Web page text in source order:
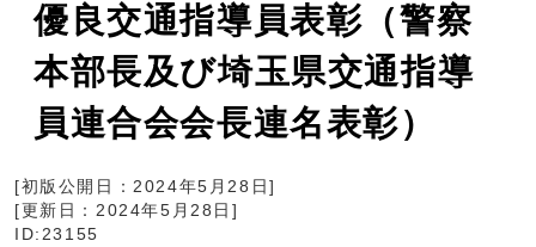
優良交通指導員表彰（警察
本部長及び埼玉県交通指導
員連合会会長連名表彰）
[初版公開日：2024年5月28日]
[更新日： 2024年5月28日 ]
ID:23155